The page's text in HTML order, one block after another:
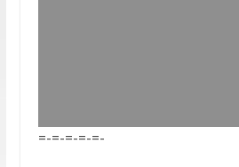
=-=-=-=-=-